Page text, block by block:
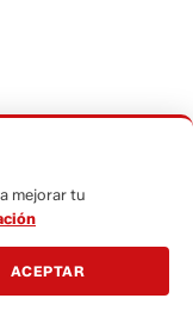
mejorar tu
ACEPTAR